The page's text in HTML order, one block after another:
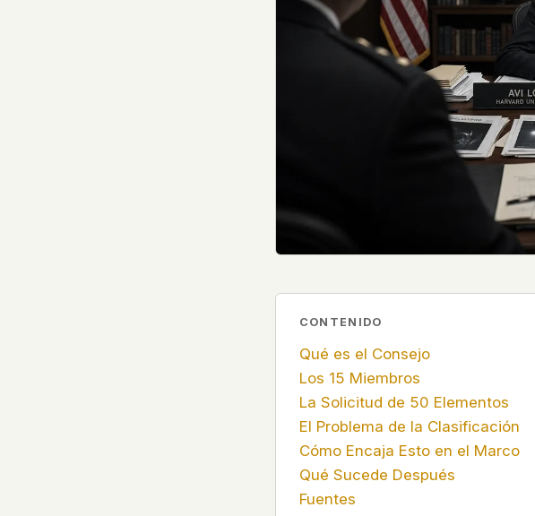
government attention, and the people reading about it deserve to
do so without being watched. If you're a whistleblower, a military
service member, a Hill staffer, or just someone who's curious –
Your internet provider can see that you connected to ufouap.com
(they can see this for every website you visit). Your DNS provider
promise written by us to protect you. If we ever add analytics,
CONTENIDO
Qué es el Consejo
Los 15 Miembros
La Solicitud de 50 Elementos
El Problema de la Clasificación
Cómo Encaja Esto en el Marco
Qué Sucede Después
Fuentes